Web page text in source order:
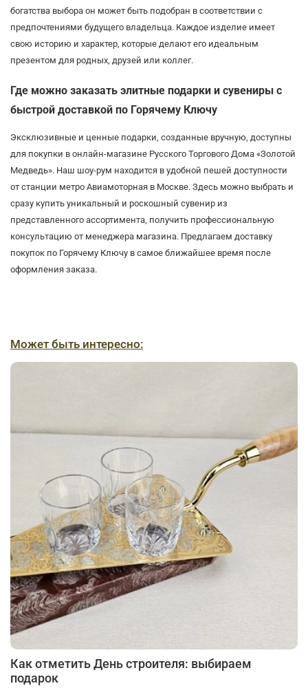
богатства выбора он может быть подобран в соответствии с
предпочтениями будущего владельца. Каждое изделие имеет
свою историю и характер, которые делают его идеальным
презентом для родных, друзей или коллег.
Где можно заказать элитные подарки и сувениры с
быстрой доставкой по Горячему Ключу
Эксклюзивные и ценные подарки, созданные вручную, доступны
для покупки в онлайн-магазине Русского Торгового Дома «Золотой
Медведь». Наш шоу-рум находится в удобной пешей доступности
от станции метро Авиамоторная в Москве. Здесь можно выбрать и
сразу купить уникальный и роскошный сувенир из
представленного ассортимента, получить профессиональную
консультацию от менеджера магазина. Предлагаем доставку
покупок по Горячему Ключу в самое ближайшее время после
оформления заказа.
Может быть интересно:
Как отметить День строителя: выбираем
подарок